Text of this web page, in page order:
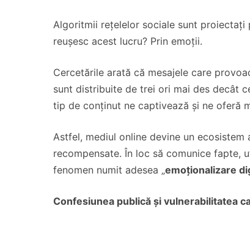
Algoritmii rețelelor sociale sunt
reușesc acest lucru? Prin emoții.
Cercetările arată că mesajele care
sunt distribuite de trei ori mai des decât
tip de conținut ne captivează și ne oferă
Astfel, mediul online devine un
recompensate. În loc să comunice fapte,
fenomen numit adesea „emoționalizare
Confesiunea publică și vulnerabilitatea